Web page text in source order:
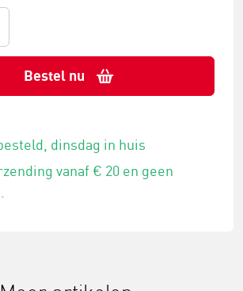
Bestel nu
dinsdag in huis
vanaf € 20 en geen